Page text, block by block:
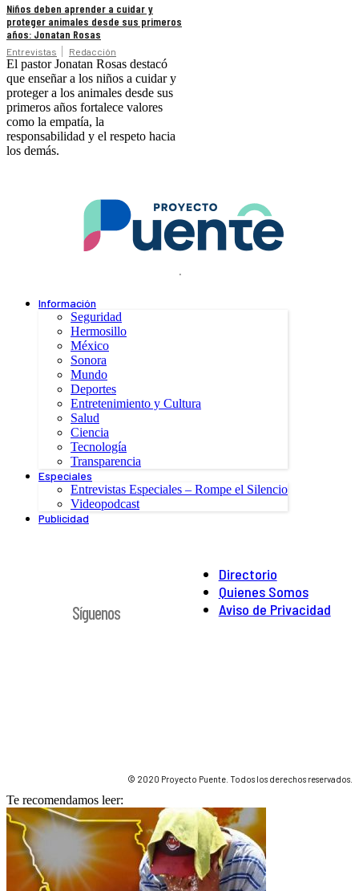
Niños deben aprender a cuidar y
proteger animales desde sus primeros
años: Jonatan Rosas
Entrevistas Redacción
El pastor Jonatan Rosas destacó
que enseñar a los niños a cuidar y
proteger a los animales desde sus
primeros años fortalece valores
como la empatía, la
responsabilidad y el respeto hacia
los demás.
.
Información
Seguridad
Hermosillo
México
Sonora
Mundo
Deportes
Entretenimiento y Cultura
Salud
Ciencia
Tecnología
Transparencia
Especiales
Entrevistas Especiales – Rompe el Silencio
Videopodcast
Publicidad
Directorio
Quienes Somos
Aviso de Privacidad
Síguenos
© 2020 Proyecto Puente. Todos los derechos reservados.
Te recomendamos leer: